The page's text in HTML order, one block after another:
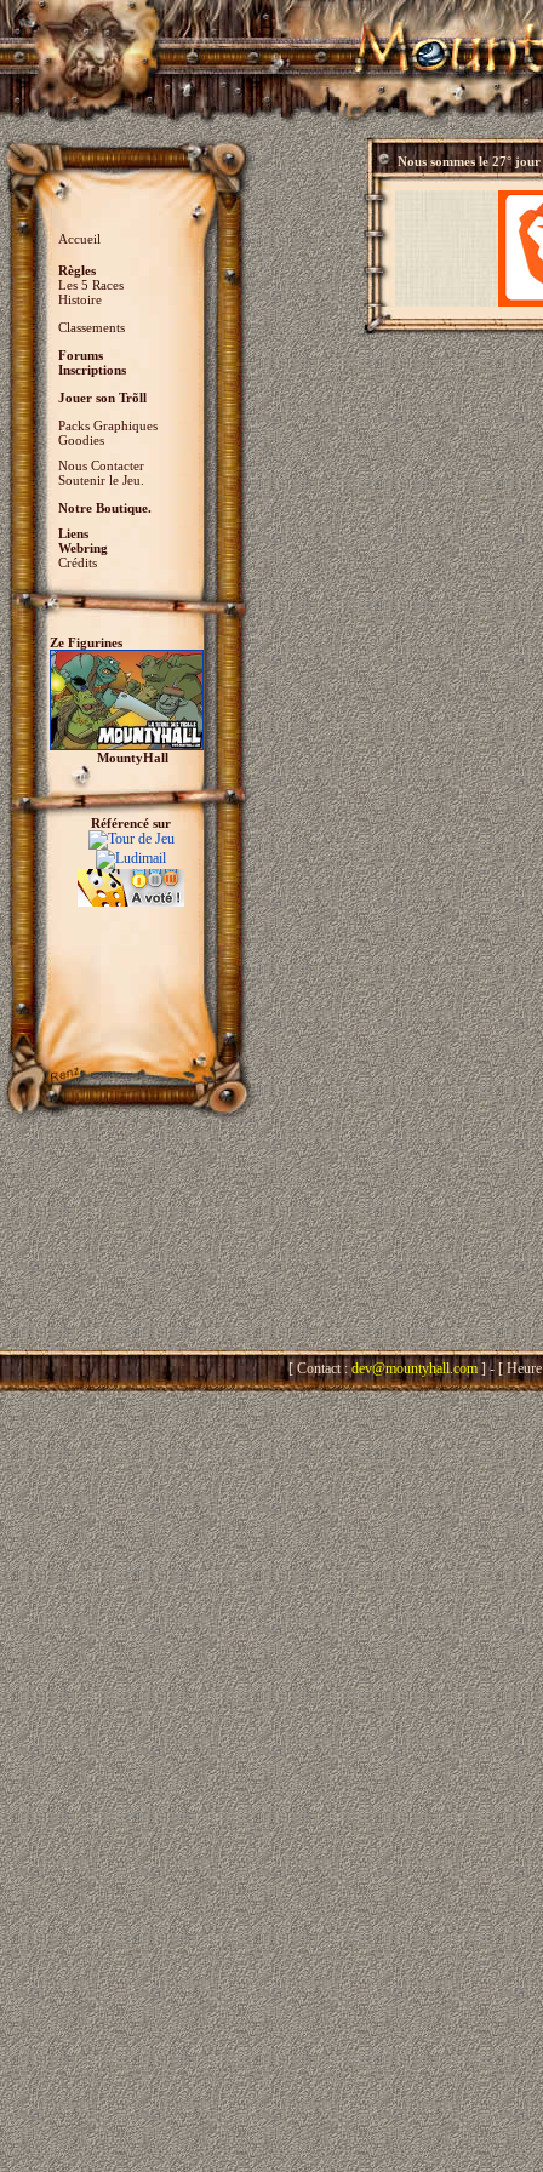
Accueil
Règles
Les 5 Races
Histoire
Classements
Forums
Inscriptions
Jouer son Trõll
Packs Graphiques
Goodies
Nous Contacter
Soutenir le Jeu.
Notre Boutique.
Liens
Webring
Crédits
Ze Figurines
MountyHall
Référencé sur
Nous sommes le27° jour
[ Contact : dev@mountyhall.com] - [ Heure